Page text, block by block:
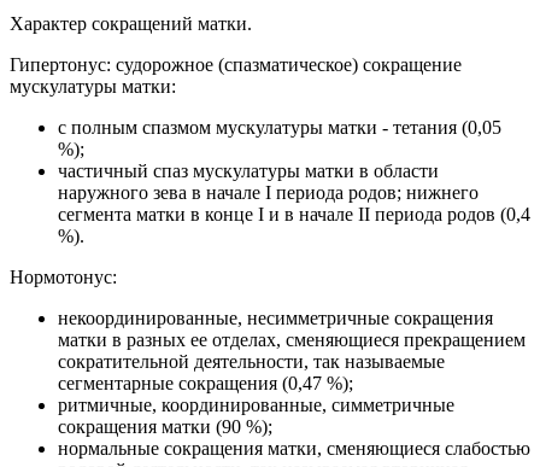
Характер сокращений матки.
Гипертонус: судорожное (спазматическое) сокращение
мускулатуры матки:
с полным спазмом мускулатуры матки - тетания (0,05
%);
частичный спаз мускулатуры матки в области
наружного зева в начале I периода родов; нижнего
сегмента матки в конце I и в начале II периода родов (0,4
%).
Нормотонус:
некоординированные, несимметричные сокращения
матки в разных ее отделах, сменяющиеся прекращением
сократительной деятельности, так называемые
сегментарные сокращения (0,47 %);
ритмичные, координированные, симметричные
сокращения матки (90 %);
нормальные сокращения матки, сменяющиеся слабостью